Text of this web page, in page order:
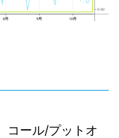
コール/プットオ